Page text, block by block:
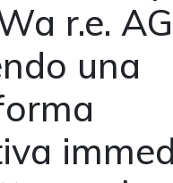
r.e.
una